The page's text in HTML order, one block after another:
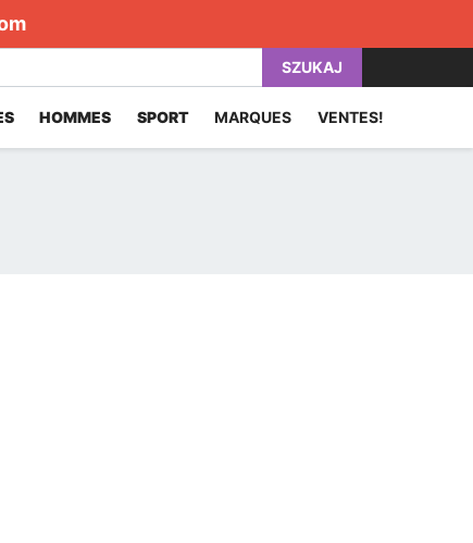
SZUKAJ
HOMMES SPORT MARQUES VENTES!